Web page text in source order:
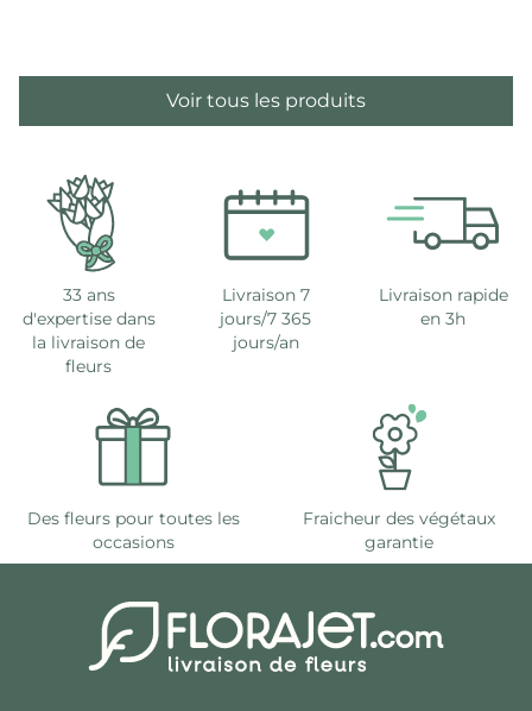
Voir tous les produits
33 ans
d'expertise dans
la livraison de
fleurs
Livraison 7
jours/7 365
jours/an
Livraison rapide
en 3h
Des fleurs pour toutes les
occasions
Fraicheur des végétaux
garantie